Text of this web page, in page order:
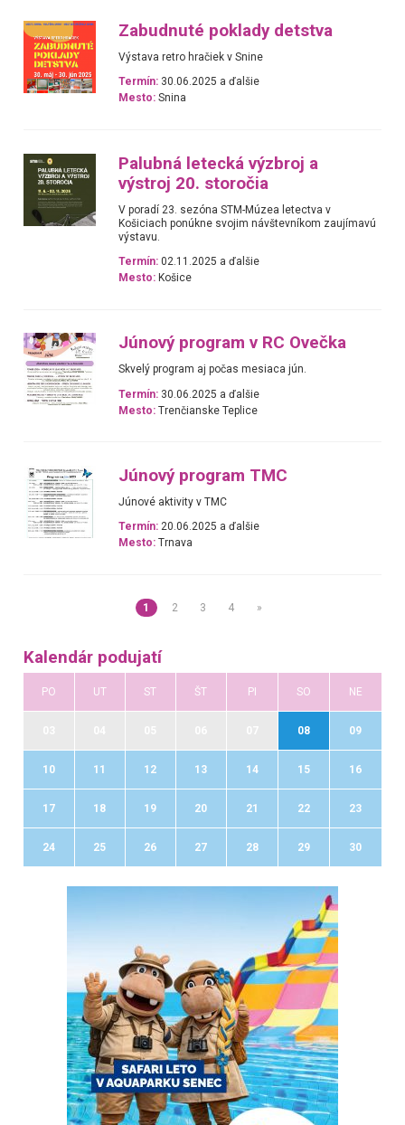
Zabudnuté poklady detstva
Výstava retro hračiek v Snine
Termín: 30.06.2025 a ďalšie
Mesto: Snina
Palubná letecká výzbroj a
výstroj 20. storočia
V poradí 23. sezóna STM-Múzea letectva v
Košiciach ponúkne svojim návštevníkom zaujímavú
výstavu.
Termín: 02.11.2025 a ďalšie
Mesto: Košice
Júnový program v RC Ovečka
Skvelý program aj počas mesiaca jún.
Termín: 30.06.2025 a ďalšie
Mesto: Trenčianske Teplice
Júnový program TMC
Júnové aktivity v TMC
Termín: 20.06.2025 a ďalšie
Mesto: Trnava
1 2 3 4 »
Kalendár podujatí
PO UT ST ŠT PI SO NE
08 09
10 11 12 13 14 15 16
17 18 19 20 21 22 23
24 25 26 27 28 29 30